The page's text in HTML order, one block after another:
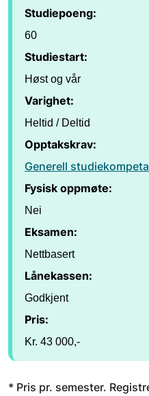
Studiepoeng:
60
Studiestart:
Høst og vår
Varighet:
Heltid / Deltid
Opptakskrav:
Generell
Fysisk oppmøte:
Nei
Eksamen:
Nettbasert
Lånekassen:
Godkjent
Pris:
Kr. 43 000,-
* Pris pr. semester.